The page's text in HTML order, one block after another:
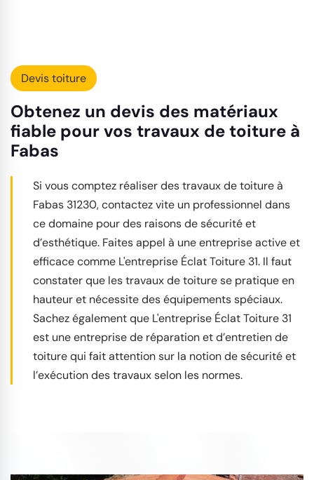
Devis toiture
Obtenez un devis des matériaux
fiable pour vos travaux de toiture à
Fabas
Si vous comptez réaliser des travaux de toiture à
Fabas 31230, contactez vite un professionnel dans
ce domaine pour des raisons de sécurité et
d’esthétique. Faites appel à une entreprise active et
efficace comme L'entreprise Éclat Toiture 31. Il faut
constater que les travaux de toiture se pratique en
hauteur et nécessite des équipements spéciaux.
Sachez également que L'entreprise Éclat Toiture 31
est une entreprise de réparation et d’entretien de
toiture qui fait attention sur la notion de sécurité et
l’exécution des travaux selon les normes.